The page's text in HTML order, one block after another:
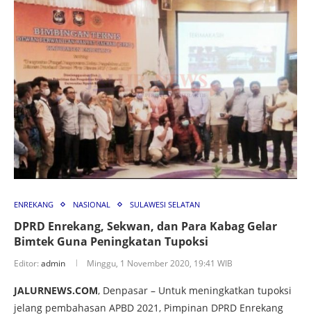
ENREKANG NASIONAL SULAWESI SELATAN
DPRD Enrekang, Sekwan, dan Para Kabag Gelar
Bimtek Guna Peningkatan Tupoksi
Editor: admin Minggu, 1 November 2020, 19:41 WIB
JALURNEWS.COM, Denpasar – Untuk meningkatkan tupoksi
jelang pembahasan APBD 2021, Pimpinan DPRD Enrekang